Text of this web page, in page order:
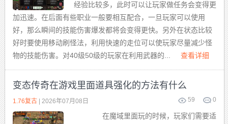
经验比较多，此时可以让玩家做任务会变得更
加迅速。在后面有些职业一般要相互配合，一旦玩家可以使用
好，那么瞬间的技能伤害爆发都将会变得更快。另外在状态比较
好时要使用移动刷怪法，利用快速的走位可以使玩家尽量减少怪
物的技能伤害。对40级50级的玩家在利用武器的...
查看详细
变态传奇在游戏里面道具强化的方法有什么
59 0
1.76复古| 2026年07月08日
在魔域里面玩的时候，玩家们需要适